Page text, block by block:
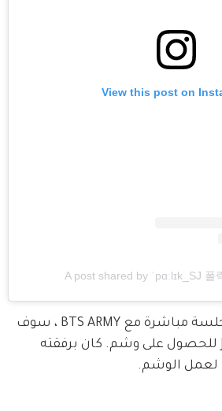
View this post on
A post shared by ˈpɑːlɪk_SJ 폴
كما قال V سابقًا في جلسة مباشرة مع BTS ARMY ، سوف
يتماشى مع Jungkook للحصول على وشم. كان برفقته
لعمل الوشم.